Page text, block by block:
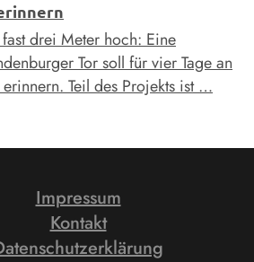
drei Meter hoch: Eine
Tor soll für vier Tage an
Teil des Projekts ist …
Impressum
Kontakt